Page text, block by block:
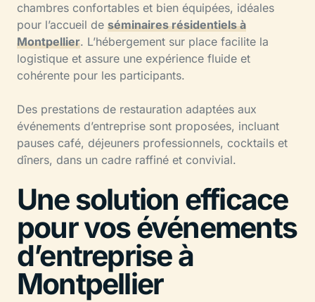
chambres confortables et bien équipées, idéales
pour l’accueil de séminaires résidentiels à
Montpellier. L’hébergement sur place facilite la
logistique et assure une expérience fluide et
cohérente pour les participants.
Des prestations de restauration adaptées aux
événements d’entreprise sont proposées, incluant
pauses café, déjeuners professionnels, cocktails et
dîners, dans un cadre raffiné et convivial.
Une solution efficace
pour vos événements
d’entreprise à
Montpellier